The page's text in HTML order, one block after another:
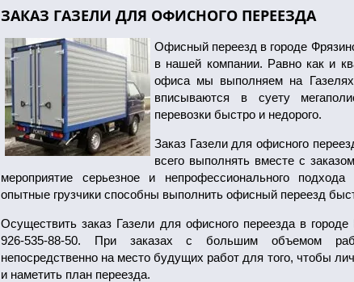
ЗАКАЗ ГАЗЕЛИ ДЛЯ ОФИСНОГО ПЕРЕЕЗДА
Офисный переезд в городе
в нашей компании. Равно как и
офиса мы выполняем на
вписываются в суету
перевозки быстро и недорого.
Заказ Газели для офисного
всего выполнять вместе с
мероприятие серьезное и непрофессионального
опытные грузчики способны выполнить офисный переезд
Осуществить заказ Газели для офисного переезда в
926-535-88-50. При заказах с большим объемом
непосредственно на место будущих работ для того, чтобы
и наметить план переезда.